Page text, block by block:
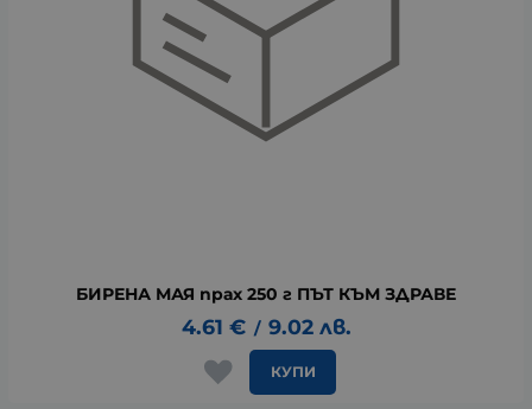
БИРЕНА МАЯ прах 250 г ПЪТ КЪМ ЗДРАВЕ
4.61 € / 9.02 лв.
КУПИ